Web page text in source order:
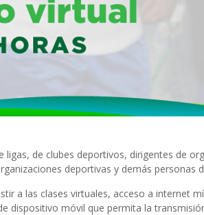
de clubes deportivos, dirigentes de
deportivas y demás
a las clases virtuales, acceso a
dispositivo móvil que permita la